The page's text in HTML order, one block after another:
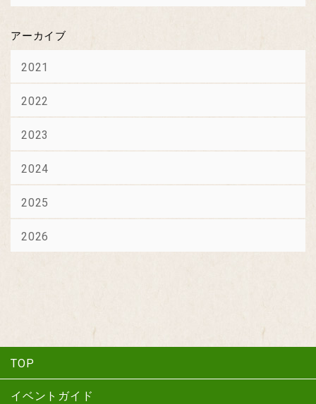
アーカイブ
2021
2022
2023
2024
2025
2026
TOP
イベントガイド